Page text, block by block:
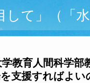
て」（「
学教育人間科学
支援すればよ